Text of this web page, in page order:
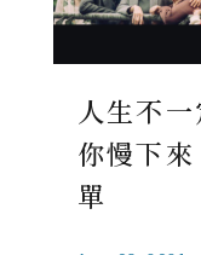
人生不
你慢下
單